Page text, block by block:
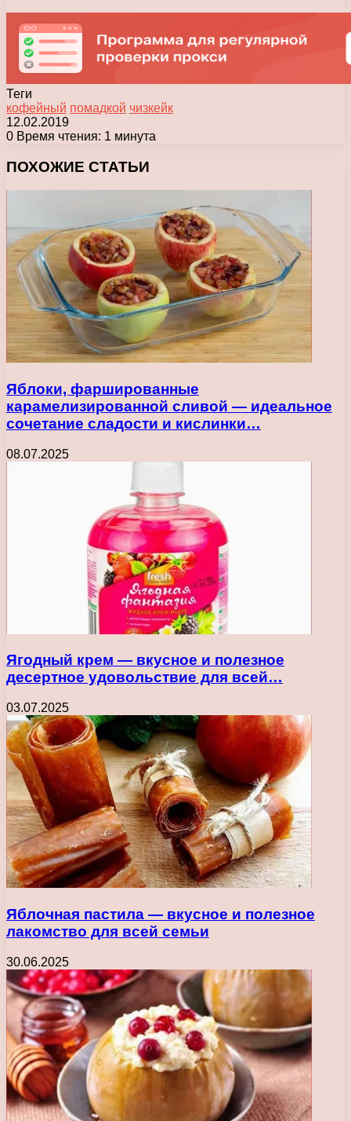
Теги
кофейный помадкой чизкейк
12.02.2019
0 Время чтения: 1 минута
ПОХОЖИЕ СТАТЬИ
Яблоки, фаршированные
карамелизированной сливой — идеальное
сочетание сладости и кислинки…
08.07.2025
Ягодный крем — вкусное и полезное
десертное удовольствие для всей…
03.07.2025
Яблочная пастила — вкусное и полезное
лакомство для всей семьи
30.06.2025